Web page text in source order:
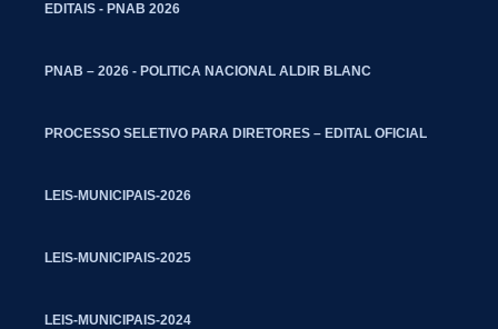
EDITAIS - PNAB 2026
PNAB – 2026 - POLITICA NACIONAL ALDIR BLANC
PROCESSO SELETIVO PARA DIRETORES – EDITAL OFICIAL
LEIS-MUNICIPAIS-2026
LEIS-MUNICIPAIS-2025
LEIS-MUNICIPAIS-2024